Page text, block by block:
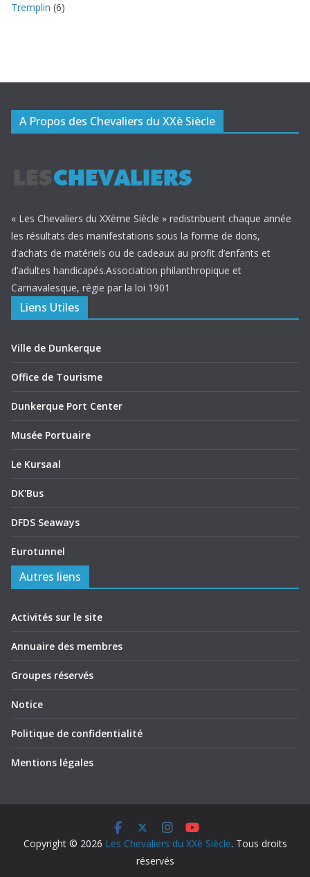
Tremplin (6)
A Propos des Chevaliers du XXè Siècle
« Les Chevaliers du XXème Siècle » redistribuent chaque année
les résultats des manifestations sous la forme de dons,
d’achats de matériels ou de cadeaux au profit d’enfants et
d’adultes handicapés.Association philanthropique et
Carnavalesque, régie par la loi 1901
Liens Utiles
Ville de Dunkerque
Office de Tourisme
Dunkerque Port Center
Musée Portuaire
Le Kursaal
DK'Bus
DFDS Seaways
Eurotunnel
Autres liens
Activités sur le site
Annuaire des membres
Groupes réservés
Notice
Politique de confidentialité
Mentions légales
Copyright © 2026 Les Chevaliers du XXè Siècle. Tous droits
réservés